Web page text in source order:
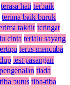
terasa hati terbaik
terima baik buruk
takdir teringat
cinta terlalu sayang
terus mencuba
test pasangan
tiada
putus tiba-tiba